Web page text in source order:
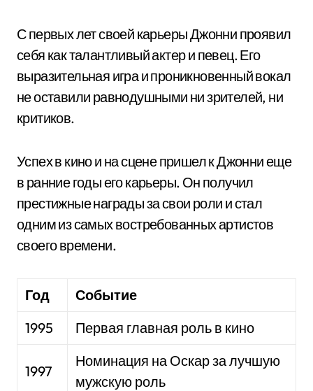
С первых лет своей карьеры Джонни проявил
себя как талантливый актер и певец. Его
выразительная игра и проникновенный вокал
не оставили равнодушными ни зрителей, ни
критиков.
Успех в кино и на сцене пришел к Джонни еще
в ранние годы его карьеры. Он получил
престижные награды за свои роли и стал
одним из самых востребованных артистов
своего времени.
Год
Событие
1995
Первая главная роль в кино
1997
Номинация на Оскар за лучшую
мужскую роль